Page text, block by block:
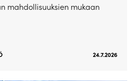
mahdollisuuksien mukaan
24.7.2026